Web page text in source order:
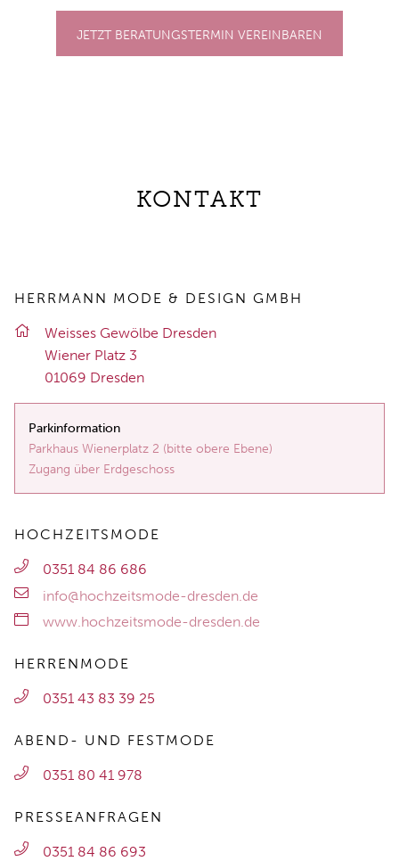
JETZT BERATUNGSTERMIN VEREINBAREN
KONTAKT
HERRMANN MODE & DESIGN GMBH
Weis­ses Ge­wöl­be Dres­den
Wie­ner Platz 3
01069 Dres­den
Parkinformation
Parkhaus Wienerplatz 2 (bitte obere Ebene)
Zugang über Erdgeschoss
HOCHZEITSMODE
0351 84 86 686
info@hochzeitsmode-dresden.de
www.hochzeitsmode-dresden.de
HERRENMODE
0351 43 83 39 25
ABEND- UND FESTMODE
0351 80 41 978
PRESSEANFRAGEN
0351 84 86 693